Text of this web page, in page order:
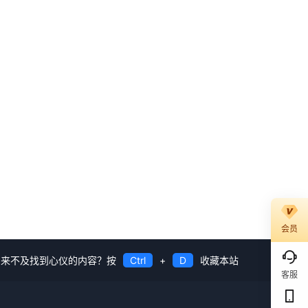
来不及找到心仪的内容？按 Ctrl + D 收藏本站
会员
客服